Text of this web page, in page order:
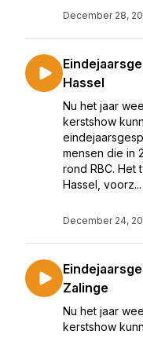
December 28,
Hassel
Nu het jaar
kerstshow
mensen die in
rond RBC. Het
Hassel, voorz...
December 24,
Zalinge
Nu het jaar
kerstshow